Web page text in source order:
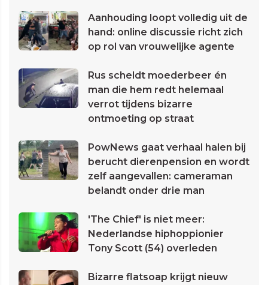
Aanhouding loopt volledig uit de
hand: online discussie richt zich
op rol van vrouwelijke agente
Rus scheldt moederbeer én
man die hem redt helemaal
verrot tijdens bizarre
ontmoeting op straat
PowNews gaat verhaal halen bij
berucht dierenpension en wordt
zelf aangevallen: cameraman
belandt onder drie man
'The Chief' is niet meer:
Nederlandse hiphoppionier
Tony Scott (54) overleden
Bizarre flatsoap krijgt nieuw